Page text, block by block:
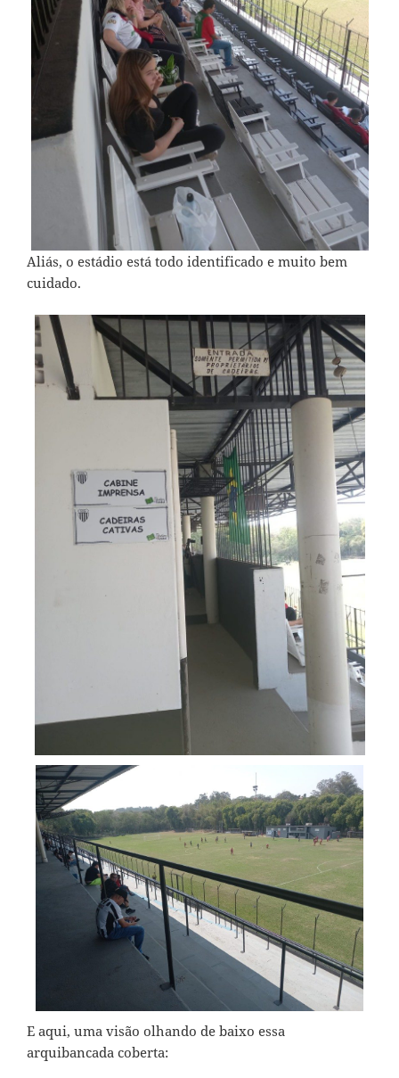
Aliás, o estádio está todo identificado e muito bem
cuidado.
E aqui, uma visão olhando de baixo essa
arquibancada coberta: